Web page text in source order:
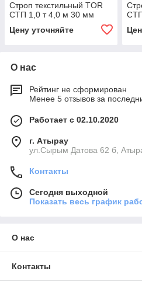
Строп текстильный TOR
СТП 1,0 т 4,0 м 30 мм
Цену уточняйте
О нас
Рейтинг не сформирован
Менее 5 отзывов за
Работает с 02.10.2020
г. Атырау
ул.Сырым Датова 62 б,
Контакты
Сегодня выходной
Показать весь график
О нас
Контакты